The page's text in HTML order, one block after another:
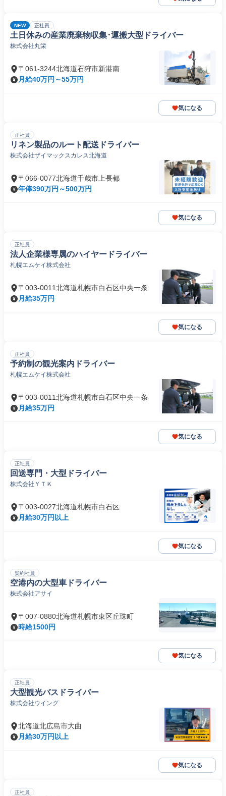
NEW 正社員
土日休みの産業廃棄物収集･運搬大型ドライバー
株式会社丸栄
〒061-3244北海道石狩市新港南
月給40万円～55万円
気になる
正社員
リネン製品のルート配送ドライバー
株式会社ザイマックスカレス北海道
〒066-0077北海道千歳市上長都
年俸390万円～500万円
気になる
正社員
法人企業様専属のハイヤードライバー
札幌エムケイ株式会社
〒003-0011北海道札幌市白石区中央一条
月給35万円
気になる
正社員
予約制の観光案内ドライバー
札幌エムケイ株式会社
〒003-0011北海道札幌市白石区中央一条
月給35万円
気になる
正社員
回送専門・大型ドライバー
株式会社ＹＴＫ
〒003-0027北海道札幌市白石区
月給30万円以上
気になる
契約社員
空港内の大型車ドライバー
株式会社アサイ
〒007-0880北海道札幌市東区丘珠町
時給1500円
気になる
正社員
大型観光バスドライバー
株式会社ウイング
北海道北広島市大曲
月給30万円以上
気になる
正社員